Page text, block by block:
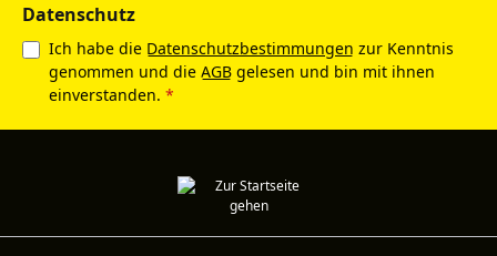
Datenschutz
Ich habe die Datenschutzbestimmungen zur Kenntnis
genommen und die AGB gelesen und bin mit ihnen
einverstanden. *